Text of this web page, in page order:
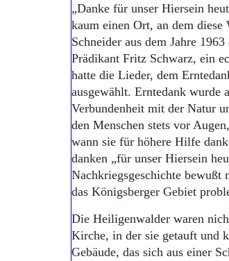
„Danke für unser Hiersein
kaum einen Ort, an dem
Schneider aus dem Jahre
Prädikant Fritz Schwarz, ein
hatte die Lieder, dem
ausgewählt. Erntedank wurde
Verbundenheit mit der Natur
den Menschen stets vor
wann sie für höhere Hilfe
danken „für unser Hiersein
Nachkriegsgeschichte bewußt
das Königsberger Gebiet
Die Heiligenwalder waren
Kirche, in der sie getauft und
Gebäude, das sich aus einer